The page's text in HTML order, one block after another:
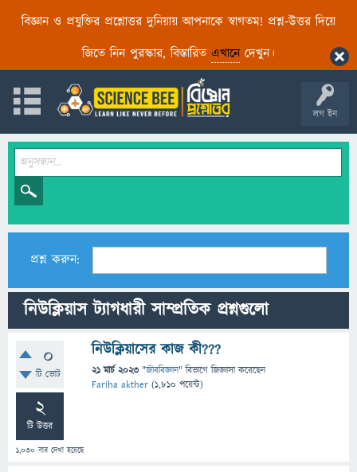
বিজ্ঞান ও প্রযুক্তির প্রশ্নোত্তর দুনিয়ায় আপনাকে স্বাগতম! প্রশ্ন-উত্তর দিয়ে
জিতে নিন পুরস্কার, বিস্তারিত এখানেদেখুন।
লগ ইন
প্রশ্ন করুন:
নিউক্লিয়াস ট্যাগধারী সাম্প্রতিক প্রশ্নগুলো
0
টি ভোট
2
টি উত্তর
1,030 বার দেখা হয়েছে
নিউক্লিয়াসের কাজ কী???
21 মার্চ 2023 "জীববিজ্ঞান" বিভাগে জিজ্ঞাসাকরেছেন
Fariha akther (1,810 পয়েন্ট)